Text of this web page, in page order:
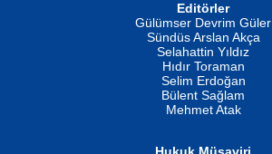
İSMAİL OKUTAN
Erkeklerin Kahrolması Ne Demektir
Evvel Zaman Tanrıçası...
Editörler
Gülümser Devrim Güler
Sündüs Arslan Akça
Selahattin Yıldız
Hıdır Toraman
Selim Erdoğan
Bülent Sağlam
Mehmet Atak